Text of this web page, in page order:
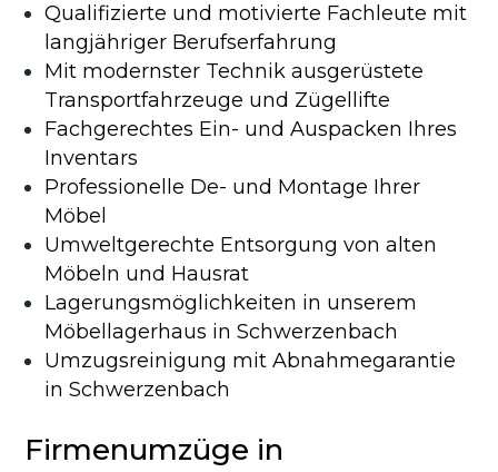
Qualifizierte und motivierte Fachleute mit
langjähriger Berufserfahrung
Mit modernster Technik ausgerüstete
Transportfahrzeuge und Zügellifte
Fachgerechtes Ein- und Auspacken Ihres
Inventars
Professionelle De- und Montage Ihrer
Möbel
Umweltgerechte Entsorgung von alten
Möbeln und Hausrat
Lagerungsmöglichkeiten in unserem
Möbellagerhaus in Schwerzenbach
Umzugsreinigung mit Abnahmegarantie
in Schwerzenbach
Firmenumzüge in